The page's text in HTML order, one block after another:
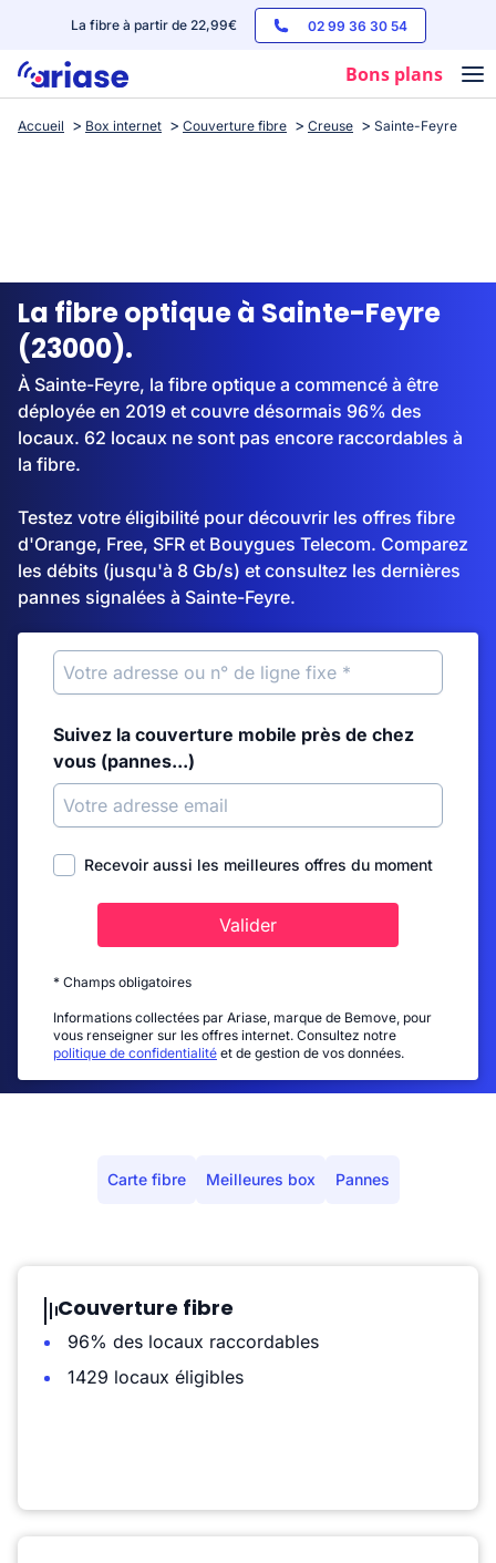
La fibre à partir de 22,99€ 02 99 36 30 54
Bons plans
Box internet
Streaming
Accueil Box internet Couverture fibre Creuse Sainte-Feyre
La fibre optique à Sainte-Feyre
(23000).
À Sainte-Feyre, la fibre optique a commencé à être
déployée en 2019 et couvre désormais 96% des
locaux. 62 locaux ne sont pas encore raccordables à
la fibre.
Testez votre éligibilité pour découvrir les offres fibre
d'Orange, Free, SFR et Bouygues Telecom. Comparez
les débits (jusqu'à 8 Gb/s) et consultez les dernières
pannes signalées à Sainte-Feyre.
Suivez la couverture mobile près de chez
vous (pannes...)
Recevoir aussi les meilleures offres du moment
Valider
* Champs obligatoires
Informations collectées par Ariase, marque de Bemove, pour
vous renseigner sur les offres internet. Consultez notre
politique de confidentialité et de gestion de vos données.
Carte fibre Meilleures box Pannes
Couverture fibre
96% des locaux raccordables
1429 locaux éligibles